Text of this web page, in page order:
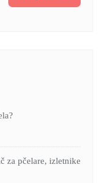
za pčelare, izletnike